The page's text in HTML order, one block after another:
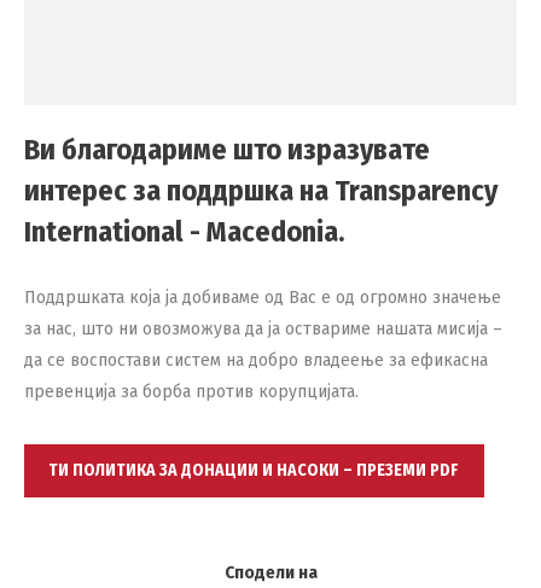
Ви благодариме што изразувате
интерес за поддршка на Transparency
International - Macedonia.
Поддршката која ја добиваме од Вас е од огромно значење
за нас, што ни овозможува да ја оствариме нашата мисија –
да се воспостави систем на добро владеење за ефикасна
превенција за борба против корупцијата.
ТИ ПОЛИТИКА ЗА ДОНАЦИИ И НАСОКИ – ПРЕЗЕМИ PDF
Сподели на